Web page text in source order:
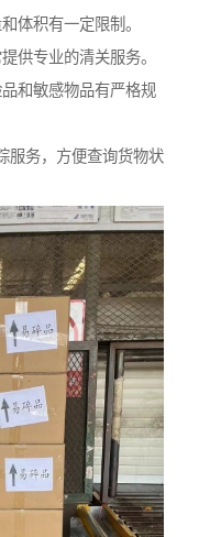
体积有一定限制。
供专业的清关服务。
和敏感物品有严格规
服务，方便查询货物状